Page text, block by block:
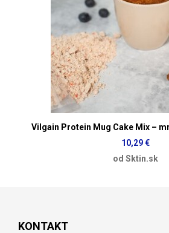
Vilgain Protein Mug Cake Mix –
10,29 €
od Sktin.sk
KONTAKT